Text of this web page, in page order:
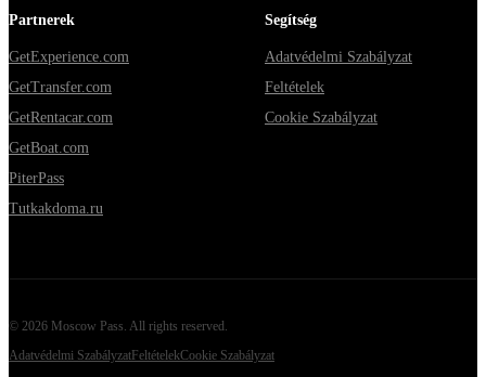
Partnerek
GetExperience.com
GetTransfer.com
GetRentacar.com
GetBoat.com
PiterPass
Tutkakdoma.ru
Segítség
Adatvédelmi Szabályzat
Feltételek
Cookie Szabályzat
© 2026 Moscow Pass . All rights reserved.
Adatvédelmi SzabályzatFeltételekCookie Szabályzat